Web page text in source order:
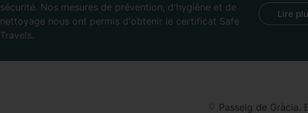
sécurité. Nos mesures de prévention, d'hygiène et de
nettoyage nous ont permis d'obtenir le certificat Safe
Travels.
Lire
Passeig de Gràcia.